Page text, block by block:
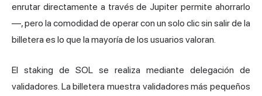
enrutar directamente a través de Jupiter permite ahorrarlo
—, pero la comodidad de operar con un solo clic sin salir de la
billetera es lo que la mayoría de los usuarios valoran.
El staking de SOL se realiza mediante delegación de
validadores. La billetera muestra validadores más pequeños